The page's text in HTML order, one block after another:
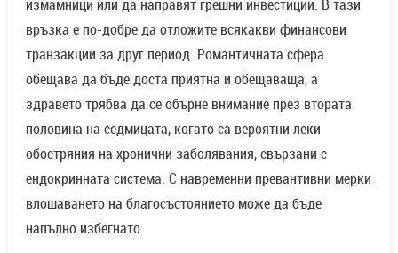
измамници или да направят грешни инвестиции. В тази
връзка е по-добре да отложите всякакви финансови
транзакции за друг период. Романтичната сфера
обещава да бъде доста приятна и обещаваща, а
здравето трябва да се обърне внимание през втората
половина на седмицата, когато са вероятни леки
обостряния на хронични заболявания, свързани с
ендокринната система. С навременни превантивни мерки
влошаването на благосъстоянието може да бъде
напълно избегнато